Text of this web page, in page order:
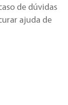
de dúvidas
ajuda de